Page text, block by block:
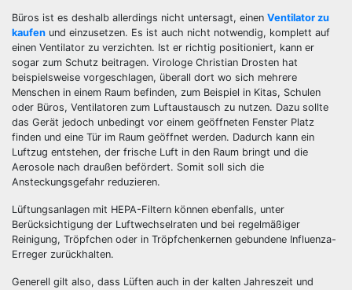
Büros ist es deshalb allerdings nicht untersagt, einen Ventilator zu
kaufen und einzusetzen. Es ist auch nicht notwendig, komplett auf
einen Ventilator zu verzichten. Ist er richtig positioniert, kann er
sogar zum Schutz beitragen. Virologe Christian Drosten hat
beispielsweise vorgeschlagen, überall dort wo sich mehrere
Menschen in einem Raum befinden, zum Beispiel in Kitas, Schulen
oder Büros, Ventilatoren zum Luftaustausch zu nutzen. Dazu sollte
das Gerät jedoch unbedingt vor einem geöffneten Fenster Platz
finden und eine Tür im Raum geöffnet werden. Dadurch kann ein
Luftzug entstehen, der frische Luft in den Raum bringt und die
Aerosole nach draußen befördert. Somit soll sich die
Ansteckungsgefahr reduzieren.
Lüftungsanlagen mit HEPA-Filtern können ebenfalls, unter
Berücksichtigung der Luftwechselraten und bei regelmäßiger
Reinigung, Tröpfchen oder in Tröpfchenkernen gebundene Influenza-
Erreger zurückhalten.
Generell gilt also, dass Lüften auch in der kalten Jahreszeit und